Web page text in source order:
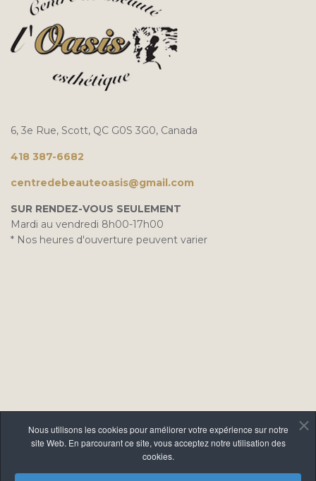
6, 3e Rue, Scott, QC G0S 3G0, Canada
418 387-6682
centredebeauteoasis@gmail.com
SUR RENDEZ-VOUS SEULEMENT
Mardi au vendredi 8h00-17h00
* Nos heures d'ouverture peuvent varier
Copyright © 2026 Centre de Beauté L'Oasis.Une
Nous utilisons les cookies pour améliorer votre expérience sur notre
site Web. En parcourant ce site, vous acceptez notre utilisation des
cookies.